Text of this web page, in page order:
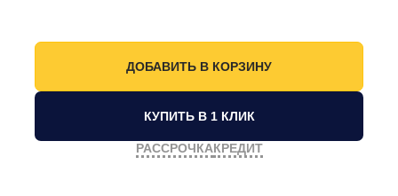
КУПИТЬ В 1 КЛИК
РАССРОЧКАКРЕДИТ